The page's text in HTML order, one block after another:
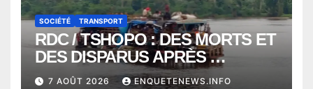
SOCIÉTÉ TRANSPORT
RDC / TSHOPO : DES MORTS ET
DES DISPARUS APRÈS
NAUFRAGE D’UNE BALEINIERE
7 AOÛT 2026 ENQUETENEWS.INFO